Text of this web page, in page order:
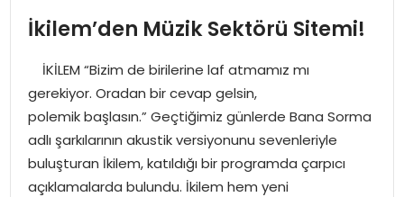
GÜNCEL
SAĞLIK
EĞITIM
SPOR
İkilem’den Müzik Sektörü Sitemi!
İKİLEM “Bizim de birilerine laf atmamız mı
gerekiyor. Oradan bir cevap gelsin,
polemik başlasın.” Geçtiğimiz günlerde Bana Sorma
adlı şarkılarının akustik versiyonunu sevenleriyle
buluşturan İkilem, katıldığı bir programda çarpıcı
açıklamalarda bulundu. İkilem hem yeni